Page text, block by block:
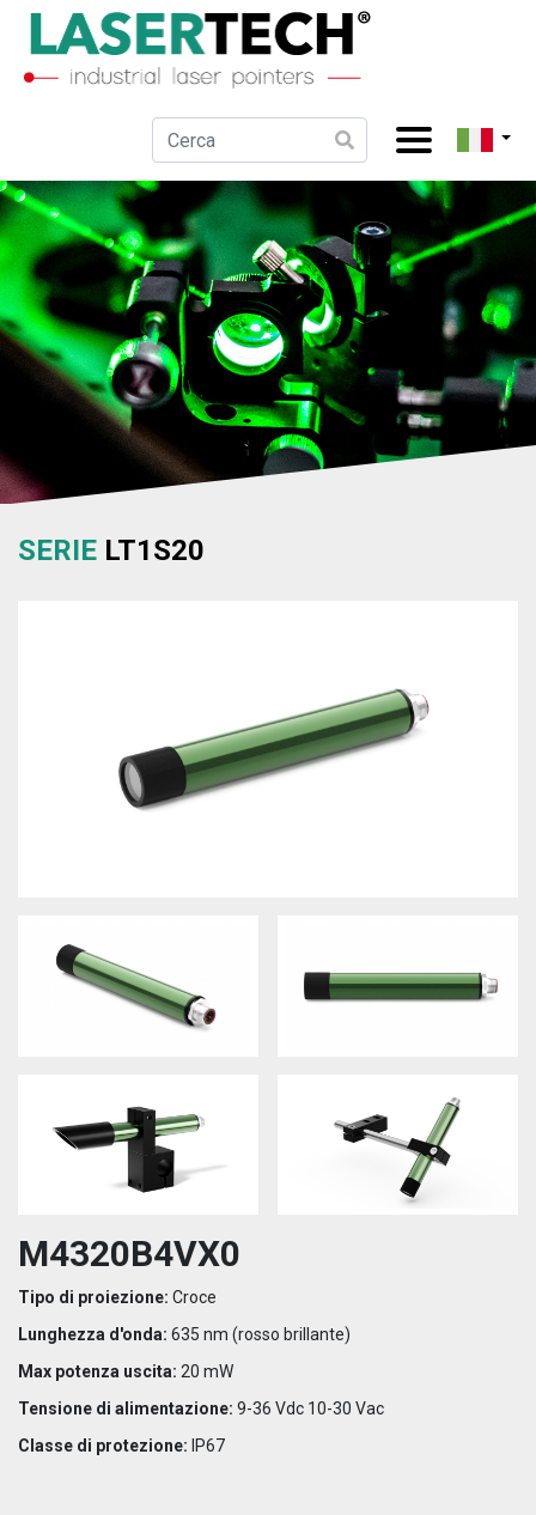
SERIE LT1S20
M4320B4VX0
Tipo di proiezione: Croce
Lunghezza d'onda: 635 nm (rosso brillante)
Max potenza uscita: 20 mW
Tensione di alimentazione: 9-36 Vdc 10-30 Vac
Classe di protezione: IP67